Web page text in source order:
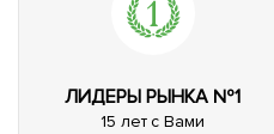
ЛИДЕРЫ РЫНКА №1
15 лет с Вами